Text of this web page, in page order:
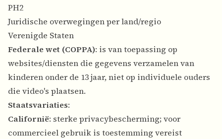
PH2
Juridische overwegingen per land/regio
Verenigde Staten
Federale wet (COPPA): is van toepassing op
websites/diensten die gegevens verzamelen van
kinderen onder de 13 jaar, niet op individuele ouders
die video's plaatsen.
Staatsvariaties:
Californië: sterke privacybescherming; voor
commercieel gebruik is toestemming vereist